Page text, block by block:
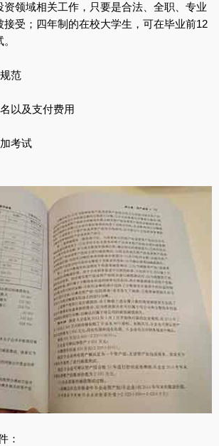
资领域相关工作，只要是合法、全职、专业
受；四年制的在校大学生，可在毕业前12
范
以及支付费用
考试
：